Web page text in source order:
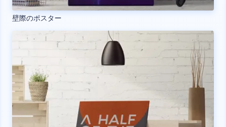
壁際のポスター